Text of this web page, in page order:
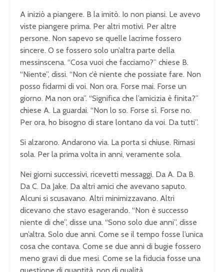
A iniziò a piangere. B la imitò. Io non piansi. Le avevo
viste piangere prima. Per altri motivi. Per altre
persone. Non sapevo se quelle lacrime fossero
sincere. O se fossero solo un’altra parte della
messinscena. “Cosa vuoi che facciamo?” chiese B.
“Niente”, dissi. “Non c’è niente che possiate fare. Non
posso fidarmi di voi. Non ora. Forse mai. Forse un
giorno. Ma non ora”. “Significa che l’amicizia è finita?”
chiese A. La guardai. “Non lo so. Forse sì. Forse no.
Per ora, ho bisogno di stare lontano da voi. Da tutti”.
Si alzarono. Andarono via. La porta si chiuse. Rimasi
sola. Per la prima volta in anni, veramente sola.
Nei giorni successivi, ricevetti messaggi. Da A. Da B.
Da C. Da Jake. Da altri amici che avevano saputo.
Alcuni si scusavano. Altri minimizzavano. Altri
dicevano che stavo esagerando. “Non è successo
niente di che”, disse una. “Sono solo due anni”, disse
un’altra. Solo due anni. Come se il tempo fosse l’unica
cosa che contava. Come se due anni di bugie fossero
meno gravi di due mesi. Come se la fiducia fosse una